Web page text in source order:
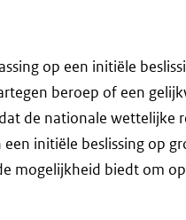
op een initiële
beroep of een
de nationale wettelijke
initiële beslissing op
mogelijkheid biedt om